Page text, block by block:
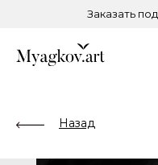
Заказать
Назад